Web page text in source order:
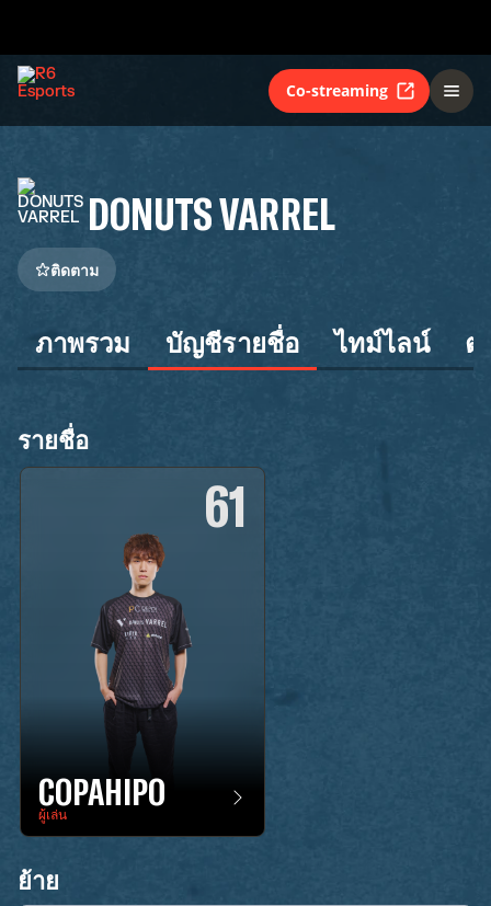
Co-streaming
DONUTS VARREL
ติดตาม
ภาพรวม บัญชีรายชื่อ ไทม์ไลน์ ต
รายชื่อ
61
COPAHIPO
ผู้เล่น
ย้าย